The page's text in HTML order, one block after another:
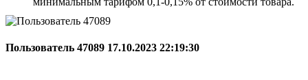
Пользователь 47089 17.10.2023 22:19:30